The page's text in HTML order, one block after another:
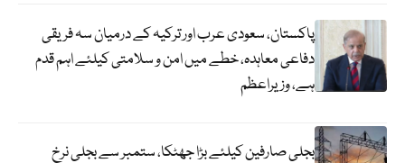
پاکستان، سعودی عرب اور ترکیہ کے درمیان سہ فریقی
دفاعی معاہدہ، خطے میں امن و سلامتی کیلئے اہم قدم
ہے، وزیراعظم
بجلی صارفین کیلئے بڑا جھٹکا، ستمبر سے بجلی نرخ